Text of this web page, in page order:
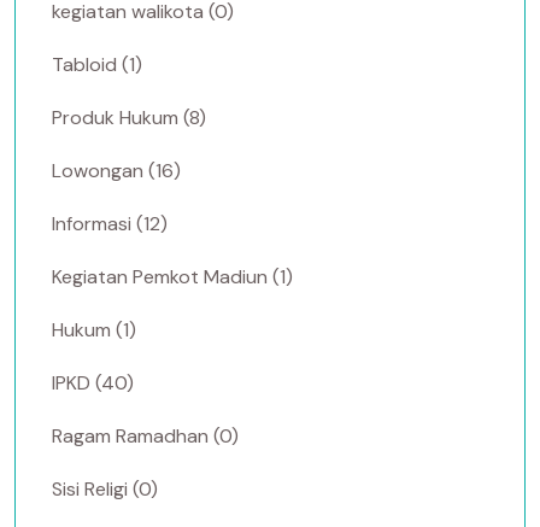
kegiatan walikota (0)
Tabloid (1)
Produk Hukum (8)
Lowongan (16)
Informasi (12)
Kegiatan Pemkot Madiun (1)
Hukum (1)
IPKD (40)
Ragam Ramadhan (0)
Sisi Religi (0)